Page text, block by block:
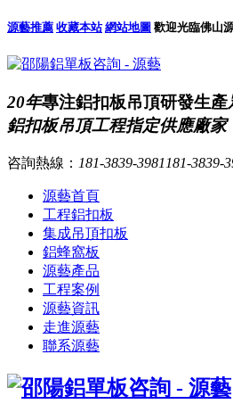
源藝推薦 收藏本站 網站地圖 歡迎光臨佛山
20年專注鋁扣板吊頂研發生產
鋁扣板吊頂工程指定供應廠家
咨詢熱線： 181-3839-3981 181-3839-
源藝首頁
工程鋁扣板
集成吊頂扣板
鋁蜂窩板
源藝產品
工程案例
源藝資訊
走進源藝
聯系源藝